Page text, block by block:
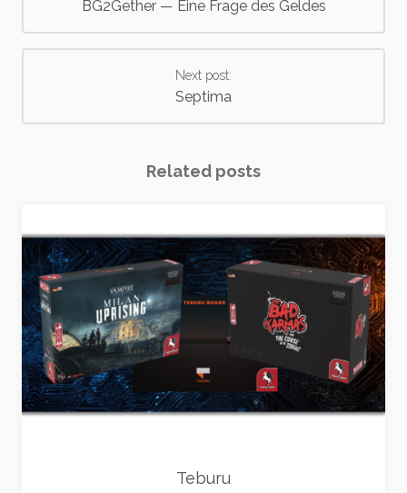
BG2Gether — Eine Frage des Geldes
Next post:
Septima
Related posts
Teburu